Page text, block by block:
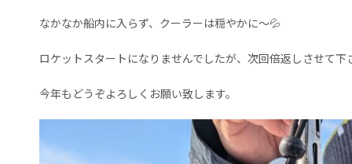
なかなか船内に入らず、クーラーは穏やかに〜💦
ロケットスタートになりませんでしたが、次回倍返しさせて下
今年もどうぞよろしくお願い致します。